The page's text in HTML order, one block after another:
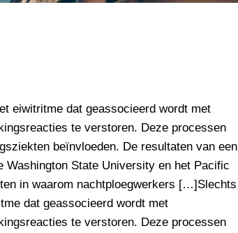
eiwitritme dat geassocieerd wordt met
te verstoren. Deze processen
beïnvloeden. De resultaten van een
Washington State University en het Pacific
in waarom nachtploegwerkers […]Slechts
dat geassocieerd wordt met
te verstoren. Deze processen